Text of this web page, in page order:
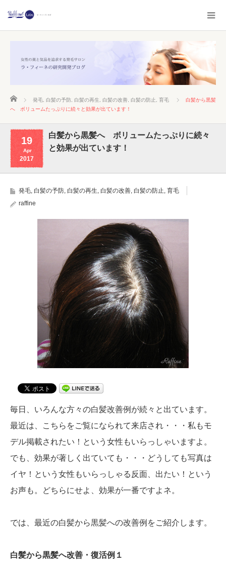
ホーム 発毛 白髪の予防 白髪の再生 白髪の改善 白髪の防止 育毛
白髪から黒髪
へ ボリュームたっぷりに続々と効果が出ています！
19
Apr
2017
白髪から黒髪へ ボリュームたっぷりに続々
と効果が出ています！
発毛 白髪の予防 白髪の再生 白髪の改善 白髪の防止 育毛
raffine
毎日、いろんな方々の白髪改善例が続々と出ています。
最近は、こちらをご覧になられて来店され・・・私もモ
デル掲載されたい！という女性もいらっしゃいますよ。
でも、効果が著しく出ていても・・・どうしても写真は
イヤ！という女性もいらっしゃる反面、出たい！という
お声も。どちらにせよ、効果が一番ですよネ。
では、最近の白髪から黒髪への改善例をご紹介します。
白髪から黒髪へ改善・復活例１